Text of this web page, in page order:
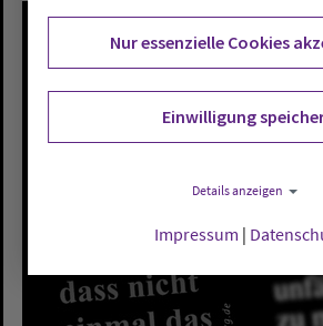
Nur essenzielle Cookies
Einwilligung
Details anzeigen
Impressum |